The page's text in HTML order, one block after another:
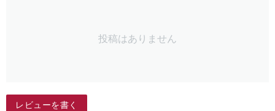
投稿はありません
レビューを書く